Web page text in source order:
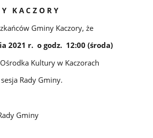
K A C Z O R Y
Gminy Kaczory, że
2021 r. o godz. 12:00 (środa)
Kultury w Kaczorach
Rady Gminy.
Gminy